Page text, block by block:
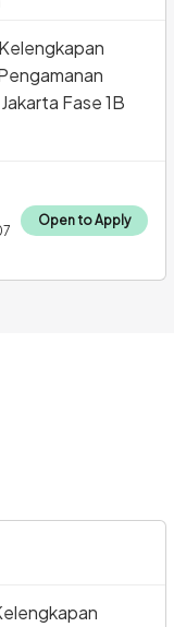
Fase 1B
Open to Apply